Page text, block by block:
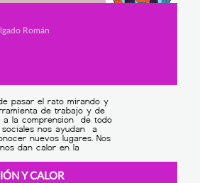
Román
Y CALOR